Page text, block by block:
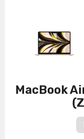
MacBook